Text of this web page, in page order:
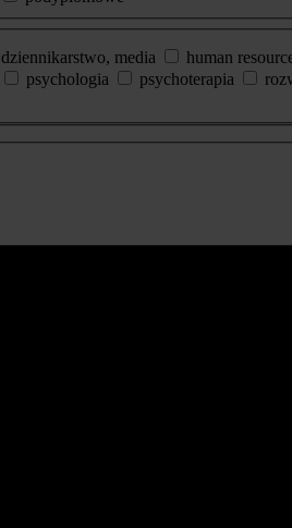
dziennikarstwo, media human
psychologia psychoterapia